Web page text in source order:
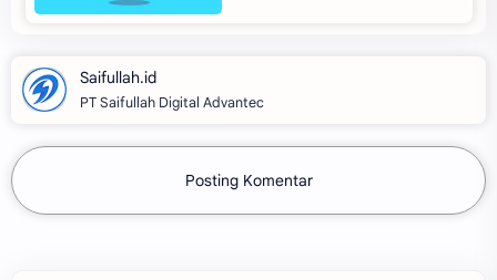
PT Saifullah Digital Advantec
Posting Komentar